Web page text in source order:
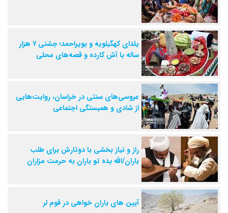
یلدای کهگیلویه و بویراحمد؛ جشنی ۷ هزار
ساله با آش کارده و قصه‌های محلی
عروسی‌های سنتی در خراسان، روایت‌هایی
از شادی و همبستگی اجتماعی
راز و نیاز بخشی با دوتارش برای طلب
باران/الله بده تو باران به حرمت مزاران
آیین های باران خواهی در قوم لر